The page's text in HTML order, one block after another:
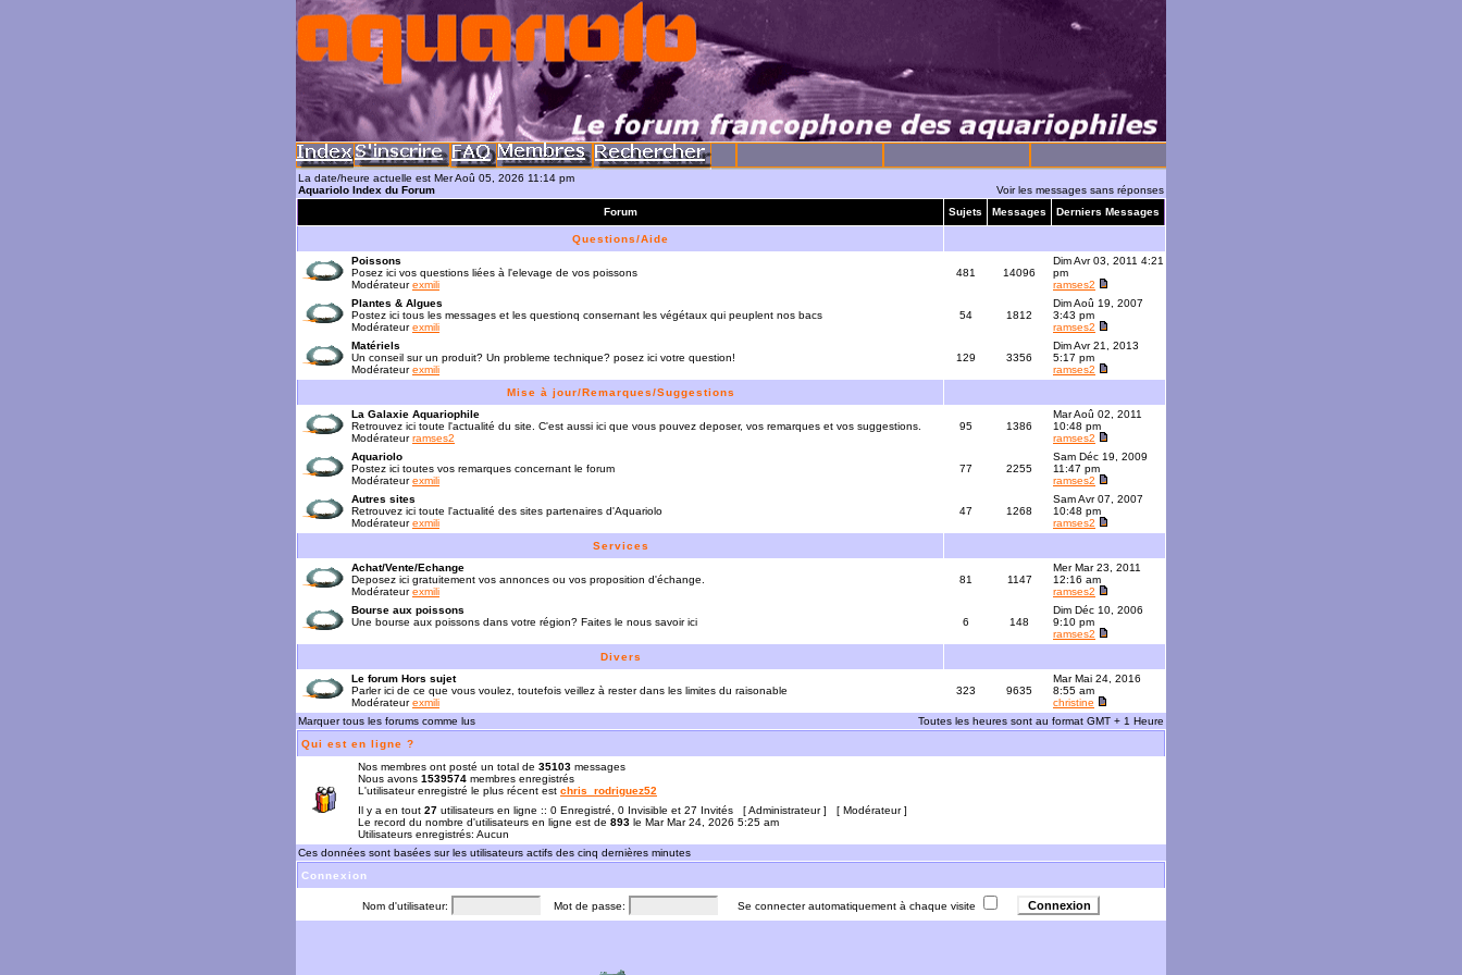
La date/heure actuelle est Mer Aoû 05, 2026 11:14 pm
Aquariolo Index du Forum
Voir les messages sans réponses
Forum
Sujets Messages Derniers Messages
Questions/Aide
Poissons
Posez ici vos questions liées à l'elevage de vos poissons
Modérateurexmili
481 14096
Dim Avr 03, 2011 4:21
pm
ramses2
Plantes & Algues
Postez ici tous les messages et les questionq consernant les végétaux qui peuplent nos bacs
Modérateurexmili
54 1812
Dim Aoû 19, 2007
3:43 pm
ramses2
Matériels
Un conseil sur un produit? Un probleme technique? posez ici votre question!
Modérateurexmili
129 3356
Dim Avr 21, 2013
5:17 pm
ramses2
Mise à jour/Remarques/Suggestions
La Galaxie Aquariophile
Retrouvez ici toute l'actualité du site. C'est aussi ici que vous pouvez deposer, vos remarques et vos suggestions.
Modérateurramses2
95 1386
Mar Aoû 02, 2011
10:48 pm
ramses2
Aquariolo
Postez ici toutes vos remarques concernant le forum
Modérateurexmili
77 2255
Sam Déc 19, 2009
11:47 pm
ramses2
Autres sites
Retrouvez ici toute l'actualité des sites partenaires d'Aquariolo
Modérateurexmili
47 1268
Sam Avr 07, 2007
10:48 pm
ramses2
Services
Achat/Vente/Echange
Deposez ici gratuitement vos annonces ou vos proposition d'échange.
Modérateurexmili
81 1147
Mer Mar 23, 2011
12:16 am
ramses2
Bourse aux poissons
Une bourse aux poissons dans votre région? Faites le nous savoir ici
6 148
Dim Déc 10, 2006
9:10 pm
ramses2
Divers
Le forum Hors sujet
Parler ici de ce que vous voulez, toutefois veillez à rester dans les limites du raisonable
Modérateurexmili
323 9635
Mar Mai 24, 2016
8:55 am
christine
Marquer tous les forums comme lus
Toutes les heures sont au format GMT + 1 Heure
Qui est en ligne ?
Nos membres ont posté un total de 35103 messages
Nous avons 1539574 membres enregistrés
L'utilisateur enregistré le plus récent est chris_rodriguez52
Il y a en tout 27 utilisateurs en ligne :: 0 Enregistré, 0 Invisible et 27 Invités [Administrateur] [ Modérateur]
Le record du nombre d'utilisateurs en ligne est de 893 le Mar Mar 24, 2026 5:25 am
Utilisateurs enregistrés: Aucun
Ces données sont basées sur les utilisateurs actifs des cinq dernières minutes
Connexion
Nom d'utilisateur: Mot de passe: Se connecter automatiquement à chaque visite